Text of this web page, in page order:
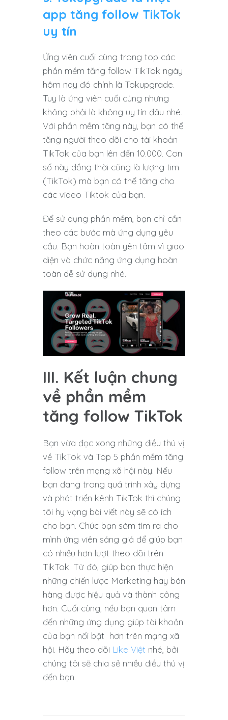
app tăng follow TikTok
uy tín
Ứng viên cuối cùng trong top các
phần mềm tăng follow TikTok ngày
hôm nay đó chính là Tokupgrade.
Tuy là ứng viên cuối cùng nhưng
không phải là không uy tín đâu nhé.
Với phần mềm tăng này, bạn có thể
tăng người theo dõi cho tài khoản
TikTok của bạn lên đến 10.000. Con
số này đồng thời cũng là lượng tim
(TikTok) mà bạn có thể tăng cho
các video Tiktok của bạn.
Để sử dụng phần mềm, bạn chỉ cần
theo các bước mà ứng dụng yêu
cầu. Bạn hoàn toàn yên tâm vì giao
diện và chức năng ứng dụng hoàn
toàn dễ sử dụng nhé.
III. Kết luận chung
về phần mềm
tăng follow TikTok
Bạn vừa đọc xong những điều thú vị
về TikTok và Top 5 phần mềm tăng
follow trên mạng xã hội này. Nếu
bạn đang trong quá trình xây dựng
và phát triển kênh TikTok thì chúng
tôi hy vọng bài viết này sẽ có ích
cho bạn. Chúc bạn sớm tìm ra cho
mình ứng viên sáng giá để giúp bạn
có nhiều hơn lượt theo dõi trên
TikTok. Từ đó, giúp bạn thực hiện
những chiến lược Marketing hay bán
hàng được hiệu quả và thành công
hơn. Cuối cùng, nếu bạn quan tâm
đến những ứng dụng giúp tài khoản
của bạn nổi bật hơn trên mạng xã
hội. Hãy theo dõi Like Việt nhé, bởi
chúng tôi sẽ chia sẻ nhiều điều thú vị
đến bạn.